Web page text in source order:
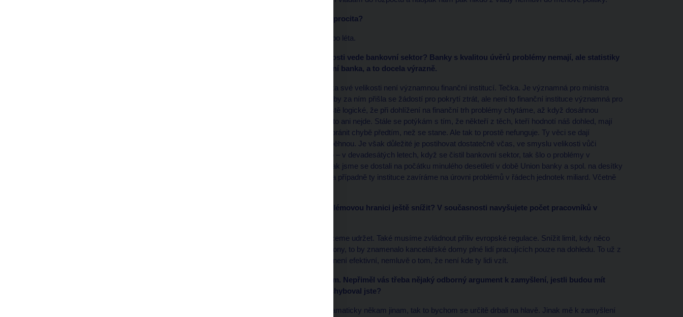
HN: Funguje tato reciprocita?
S vládami to funguje už po léta.
HN: Jak si v současnosti vede bankovní sektor? Banky s kvalitou úvěrů problémy nemají, ale statistiky
vám kazí Česká exportní banka, a to docela výrazně.
Exportní banka z hlediska své velikosti není významnou finanční institucí. Tečka. Je významná pro ministra
financí v okamžiku, kdy by za ním přišla se žádostí pro pokrytí ztrát, ale není to finanční instituce významná pro
finanční systém. Je prostě logické, že při dohlížení na finanční trh problémy chytáme, až když dosáhnou
určitého rozměru. Jinak to ani nejde. Stále se potýkám s tím, že někteří z těch, kteří hodnotí náš dohled, mají
představu, že máme zabránit chybě předtím, než se stane. Ale tak to prostě nefunguje. Ty věci se dají
postihnout, až když proběhnou. Je však důležité je postihovat dostatečně včas, ve smyslu velikosti vůči
systému. Řeknu to takto – v devadesátých letech, když se čistil bankovní sektor, tak šlo o problémy v
rozměrech stamiliard. Pak jsme se dostali na počátku minulého desetiletí v době Union banky a spol. na desítky
miliard. Teď to chytáme a případně ty instituce zavíráme na úrovni problémů v řádech jednotek miliard. Včetně
HN: Chcete tuto problémovou hranici ještě snížit? V současnosti navyšujete počet pracovníků v
Spíš bych řekl, že to chceme udržet. Také musíme zvládnout příliv evropské regulace. Snížit limit, kdy něco
zachycujeme, na stamiliony, to by znamenalo kancelářské domy plné lidí pracujících pouze na dohledu. To už z
ekonomického hlediska není efektivní, nemluvě o tom, že není kde ty lidi vzít.
HN: Zpět k intervencím. Nepřiměl vás třeba nějaký odborný argument k zamyšlení, jestli budou mít
negativní dopady? Pochyboval jste?
Ne. Kdyby inflace šla dramaticky někam jinam, tak to bychom se určitě drbali na hlavě. Jinak mě k zamyšlení